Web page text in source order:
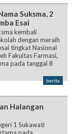
Suksma, 2
Esai
kembali
dengan meraih
tingkat Nasional
Fakultas Farmasi,
pada tanggal 8
berita
Halangan
1 Sukawati